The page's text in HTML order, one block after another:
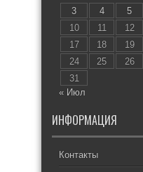
3
4 5
10
11 12
17
18 19
24
25 26
31
« Июл
ИНФОРМАЦИЯ
Контакты